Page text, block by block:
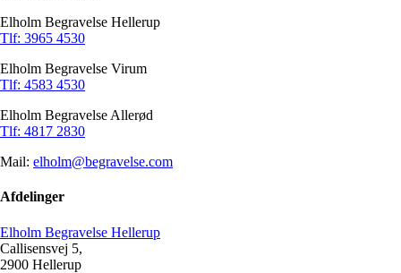
Elholm Begravelse Hellerup
Tlf: 3965 4530
Elholm Begravelse Virum
Tlf: 4583 4530
Elholm Begravelse Allerød
Tlf: 4817 2830
Mail: elholm@begravelse.com
Afdelinger
Elholm Begravelse Hellerup
Callisensvej 5,
2900 Hellerup